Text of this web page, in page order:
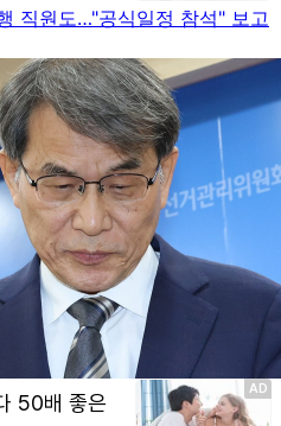
직원도…"공식일정 참석" 보고